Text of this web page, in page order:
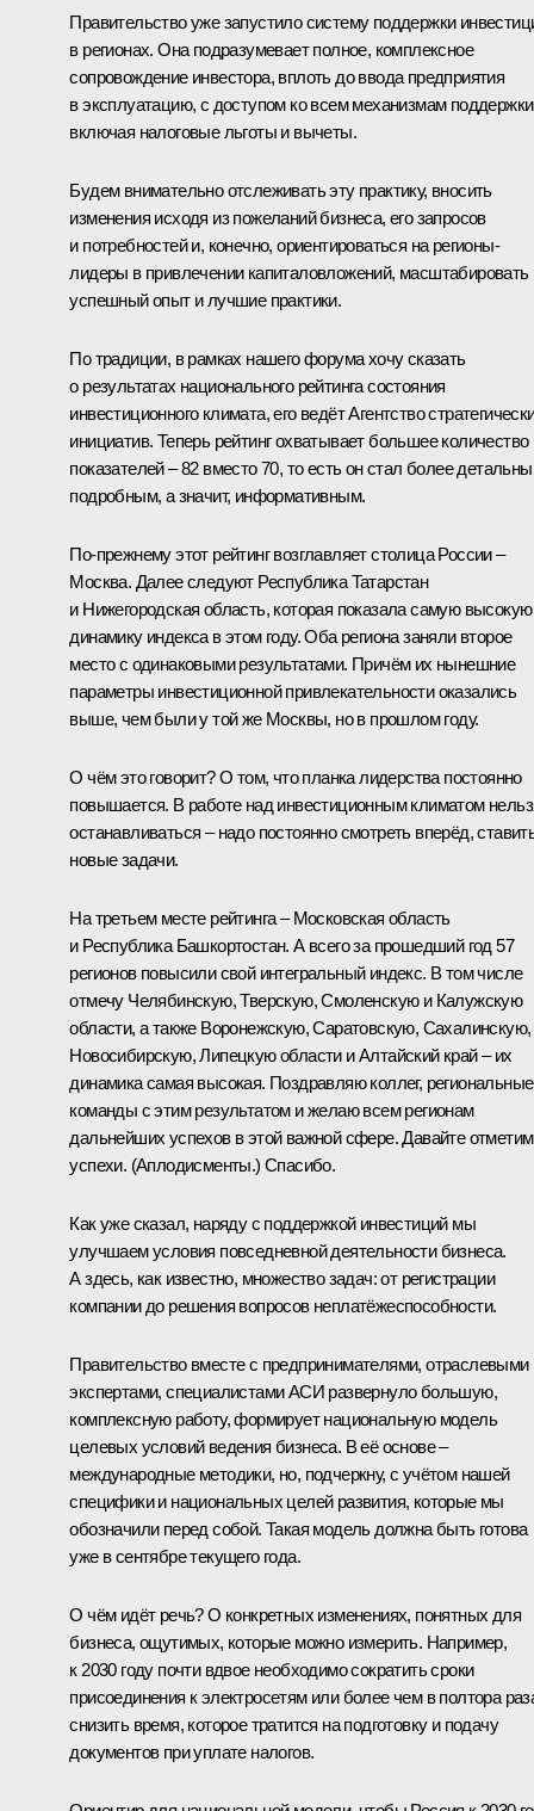
Правительство уже запустило систему поддержки
в регионах. Она подразумевает полное, комплексное
сопровождение инвестора, вплоть до ввода предприятия
в эксплуатацию, с доступом ко всем механизмам
включая налоговые льготы и вычеты.
Будем внимательно отслеживать эту практику, вносить
изменения исходя из пожеланий бизнеса, его запросов
и потребностей и, конечно, ориентироваться на регионы-
лидеры в привлечении капиталовложений, масштабировать
успешный опыт и лучшие практики.
По традиции, в рамках нашего форума хочу сказать
о результатах национального рейтинга состояния
инвестиционного климата, его ведёт Агентство
инициатив. Теперь рейтинг охватывает большее количество
показателей – 82 вместо 70, то есть он стал более
подробным, а значит, информативным.
По-прежнему этот рейтинг возглавляет столица России –
Москва. Далее следуют Республика Татарстан
и Нижегородская область, которая показала самую высокую
динамику индекса в этом году. Оба региона заняли второе
место с одинаковыми результатами. Причём их нынешние
параметры инвестиционной привлекательности оказались
выше, чем были у той же Москвы, но в прошлом году.
О чём это говорит? О том, что планка лидерства постоянно
повышается. В работе над инвестиционным климатом
останавливаться – надо постоянно смотреть вперёд,
новые задачи.
На третьем месте рейтинга – Московская область
и Республика Башкортостан. А всего за прошедший год 57
регионов повысили свой интегральный индекс. В том числе
отмечу Челябинскую, Тверскую, Смоленскую и Калужскую
области, а также Воронежскую, Саратовскую, Сахалинскую,
Новосибирскую, Липецкую области и Алтайский край – их
динамика самая высокая. Поздравляю коллег, региональные
команды с этим результатом и желаю всем регионам
дальнейших успехов в этой важной сфере. Давайте
успехи. (Аплодисменты.) Спасибо.
Как уже сказал, наряду с поддержкой инвестиций мы
улучшаем условия повседневной деятельности бизнеса.
А здесь, как известно, множество задач: от регистрации
компании до решения вопросов неплатёжеспособности.
Правительство вместе с предпринимателями, отраслевыми
экспертами, специалистами АСИ развернуло большую,
комплексную работу, формирует национальную модель
целевых условий ведения бизнеса. В её основе –
международные методики, но, подчеркну, с учётом нашей
специфики и национальных целей развития, которые мы
обозначили перед собой. Такая модель должна быть готова
уже в сентябре текущего года.
О чём идёт речь? О конкретных изменениях, понятных для
бизнеса, ощутимых, которые можно измерить. Например,
к 2030 году почти вдвое необходимо сократить сроки
присоединения к электросетям или более чем в полтора
снизить время, которое тратится на подготовку и подачу
документов при уплате налогов.